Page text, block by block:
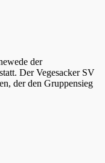
der
Der Vegesacker SV
der den Gruppensieg